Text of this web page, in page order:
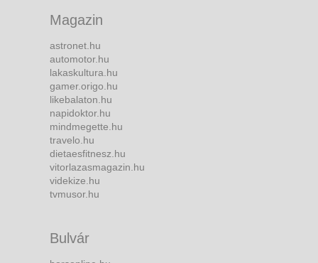
Magazin
astronet.hu
automotor.hu
lakaskultura.hu
gamer.origo.hu
likebalaton.hu
napidoktor.hu
mindmegette.hu
travelo.hu
dietaesfitnesz.hu
vitorlazasmagazin.hu
videkize.hu
tvmusor.hu
Bulvár